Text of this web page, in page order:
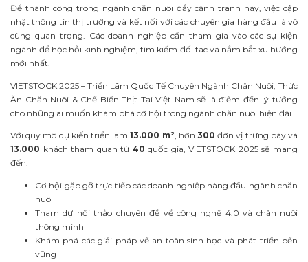
Để thành công trong ngành chăn nuôi đầy cạnh tranh này, việc cập
nhật thông tin thị trường và kết nối với các chuyên gia hàng đầu là vô
cùng quan trọng. Các doanh nghiệp cần tham gia vào các sự kiện
ngành để học hỏi kinh nghiệm, tìm kiếm đối tác và nắm bắt xu hướng
mới nhất.
VIETSTOCK 2025 – Triển Lãm Quốc Tế Chuyên Ngành Chăn Nuôi, Thức
Ăn Chăn Nuôi & Chế Biến Thịt Tại Việt Nam sẽ là điểm đến lý tưởng
cho những ai muốn khám phá cơ hội trong ngành chăn nuôi hiện đại.
Với quy mô dự kiến triển lãm13.000 m², hơn300 đơn vị trưng bày và
13.000 khách tham quan từ 40 quốc gia, VIETSTOCK 2025 sẽ mang
đến:
Cơ hội gặp gỡ trực tiếp các doanh nghiệp hàng đầu ngành chăn
nuôi
Tham dự hội thảo chuyên đề về công nghệ 4.0 và chăn nuôi
thông minh
Khám phá các giải pháp về an toàn sinh học và phát triển bền
vững